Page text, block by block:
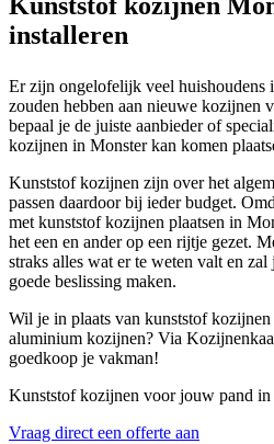
Kunststof kozijnen
installeren
Er zijn ongelofelijk veel huishoudens
zouden hebben aan nieuwe kozijnen
bepaal je de juiste aanbieder of
kozijnen in Monster kan komen
Kunststof kozijnen zijn over het
passen daardoor bij ieder budget.
met kunststof kozijnen plaatsen in
het een en ander op een rijtje gezet.
straks alles wat er te weten valt en zal
goede beslissing maken.
Wil je in plaats van kunststof
aluminium kozijnen? Via
goedkoop je vakman!
Kunststof kozijnen voor jouw pand in
Vraag direct een offerte aan